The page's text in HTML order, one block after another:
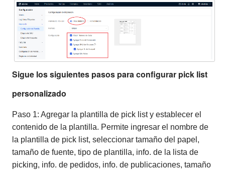
Sigue los siguientes pasos para configurar pick list
personalizado
Paso 1: Agregar la plantilla de pick list y establecer el
contenido de la plantilla. Permite ingresar el nombre de
la plantilla de pick list, seleccionar tamaño del papel,
tamaño de fuente, tipo de plantilla, info. de la lista de
picking, info. de pedidos, info. de publicaciones, tamaño